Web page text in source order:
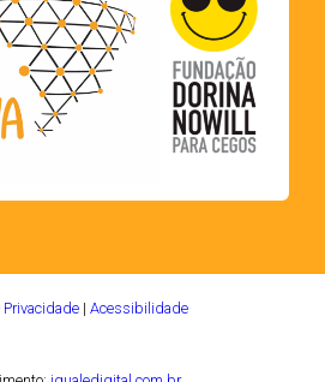
| Acessibilidade